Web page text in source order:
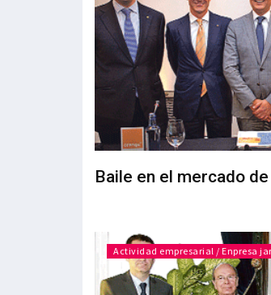
Baile en el mercado
Actividad empresarial / Enpresa